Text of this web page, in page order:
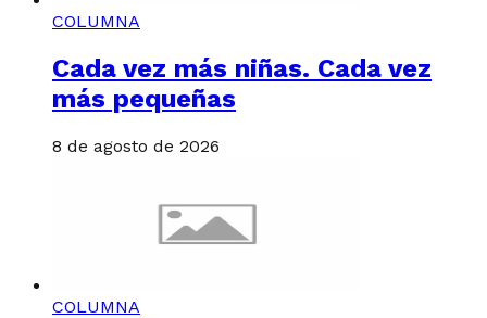
COLUMNA
Cada vez más niñas. Cada vez
más pequeñas
8 de agosto de 2026
COLUMNA